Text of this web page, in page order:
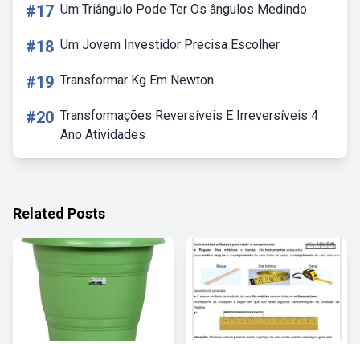
#17 Um Triângulo Pode Ter Os ângulos Medindo
#18 Um Jovem Investidor Precisa Escolher
#19 Transformar Kg Em Newton
#20 Transformações Reversíveis E Irreversíveis 4
Ano Atividades
Related Posts